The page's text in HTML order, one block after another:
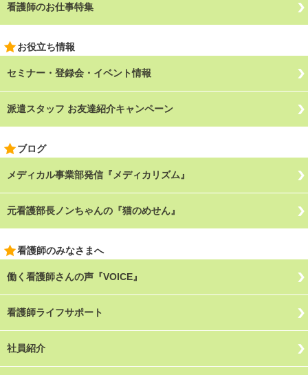
看護師のお仕事特集
お役立ち情報
セミナー・登録会・イベント情報
派遣スタッフ お友達紹介キャンペーン
ブログ
メディカル事業部発信『メディカリズム』
元看護部長ノンちゃんの『猫のめせん』
看護師のみなさまへ
働く看護師さんの声『VOICE』
看護師ライフサポート
社員紹介